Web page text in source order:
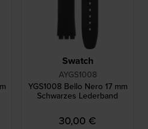
Swatch
AYGS1008
YGS1008 Bello Nero 17 mm
Schwarzes Lederband
30,00 €